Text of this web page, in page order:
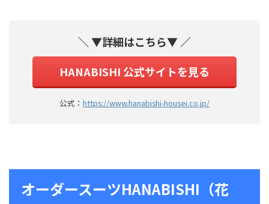
＼ ▼詳細はこちら▼ ／
HANABISHI 公式サイトを見る
公式： https://www.hanabishi-housei.co.jp/
オーダースーツHANABISHI（花